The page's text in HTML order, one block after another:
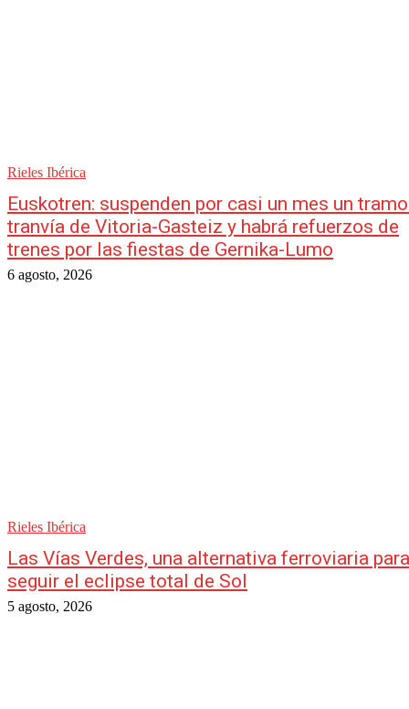
Rieles Ibérica
Euskotren: suspenden por casi un mes un
tranvía de Vitoria-Gasteiz y habrá refuerzos de
trenes por las fiestas de Gernika-Lumo
6 agosto, 2026
Rieles Ibérica
Las Vías Verdes, una alternativa ferroviaria para
seguir el eclipse total de Sol
5 agosto, 2026